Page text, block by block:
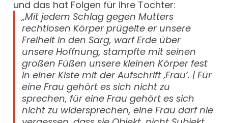
und das hat Folgen für ihre Tochter:
„Mit jedem Schlag gegen Mutters
rechtlosen Körper prügelte er unsere
Freiheit in den Sarg, warf Erde über
unsere Hoffnung, stampfte mit seinen
großen Füßen unsere kleinen Körper fest
in einer Kiste mit der Aufschrift ‚Frau‘. | Für
eine Frau gehört es sich nicht zu
sprechen, für eine Frau gehört es sich
nicht zu widersprechen, eine Frau darf nie